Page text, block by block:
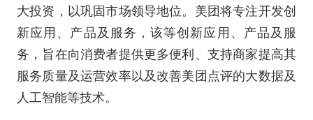
大投资，以巩固市场领导地位。美团将专注开发创
新应用、产品及服务，该等创新应用、产品及服
务，旨在向消费者提供更多便利、支持商家提高其
服务质量及运营效率以及改善美团点评的大数据及
人工智能等技术。